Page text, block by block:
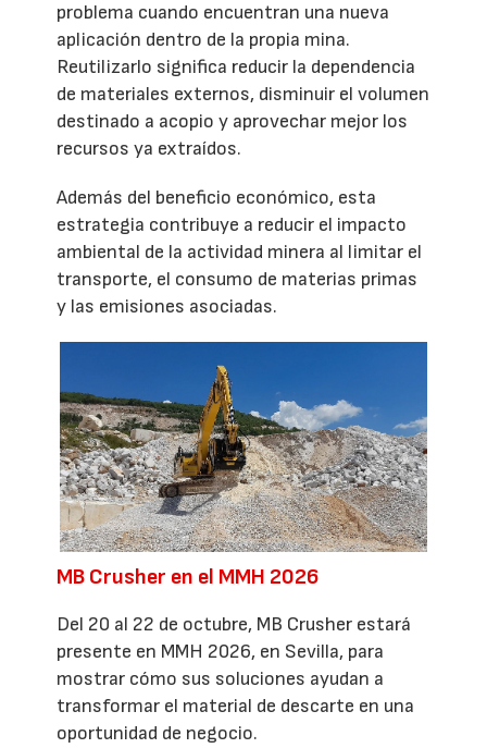
problema cuando encuentran una nueva
aplicación dentro de la propia mina.
Reutilizarlo significa reducir la dependencia
de materiales externos, disminuir el volumen
destinado a acopio y aprovechar mejor los
recursos ya extraídos.
Además del beneficio económico, esta
estrategia contribuye a reducir el impacto
ambiental de la actividad minera al limitar el
transporte, el consumo de materias primas
y las emisiones asociadas.
MB Crusher en el MMH 2026
Del 20 al 22 de octubre, MB Crusher estará
presente en MMH 2026, en Sevilla, para
mostrar cómo sus soluciones ayudan a
transformar el material de descarte en una
oportunidad de negocio.